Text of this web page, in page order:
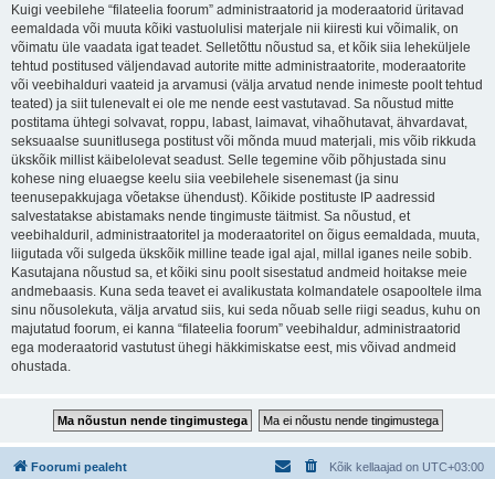
Kuigi veebilehe “filateelia foorum” administraatorid ja moderaatorid üritavad
eemaldada või muuta kõiki vastuolulisi materjale nii kiiresti kui võimalik, on
võimatu üle vaadata igat teadet. Selletõttu nõustud sa, et kõik siia leheküljele
tehtud postitused väljendavad autorite mitte administraatorite, moderaatorite
või veebihalduri vaateid ja arvamusi (välja arvatud nende inimeste poolt tehtud
teated) ja siit tulenevalt ei ole me nende eest vastutavad. Sa nõustud mitte
postitama ühtegi solvavat, roppu, labast, laimavat, vihaõhutavat, ähvardavat,
seksuaalse suunitlusega postitust või mõnda muud materjali, mis võib rikkuda
ükskõik millist käibelolevat seadust. Selle tegemine võib põhjustada sinu
kohese ning eluaegse keelu siia veebilehele sisenemast (ja sinu
teenusepakkujaga võetakse ühendust). Kõikide postituste IP aadressid
salvestatakse abistamaks nende tingimuste täitmist. Sa nõustud, et
veebihalduril, administraatoritel ja moderaatoritel on õigus eemaldada, muuta,
liigutada või sulgeda ükskõik milline teade igal ajal, millal iganes neile sobib.
Kasutajana nõustud sa, et kõiki sinu poolt sisestatud andmeid hoitakse meie
andmebaasis. Kuna seda teavet ei avalikustata kolmandatele osapooltele ilma
sinu nõusolekuta, välja arvatud siis, kui seda nõuab selle riigi seadus, kuhu on
majutatud foorum, ei kanna “filateelia foorum” veebihaldur, administraatorid
ega moderaatorid vastutust ühegi häkkimiskatse eest, mis võivad andmeid
ohustada.
Foorumi pealeht Kõik kellaajad on UTC+03:00